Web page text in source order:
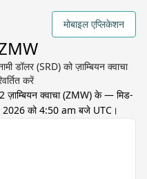
मोबाइल एप्लिकेशन
डॉलर (SRD) को ज़ाम्बियन क्वाचा
करें
ज़ाम्बियन क्वाचा(ZMW) के — मिड-
को 4:50 am बजे UTC ।